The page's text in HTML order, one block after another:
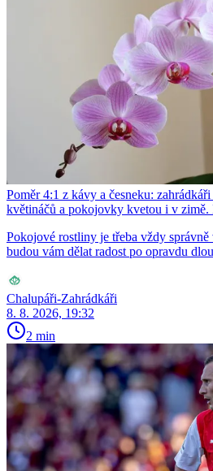
Poměr 4:1 z kávy a česneku:
květináčů a pokojovky kvetou i v zimě.
Pokojové rostliny je třeba vždy
budou vám dělat radost po opravdu
Chalupáři-Zahrádkáři
8. 8. 2026, 19:32
2 min